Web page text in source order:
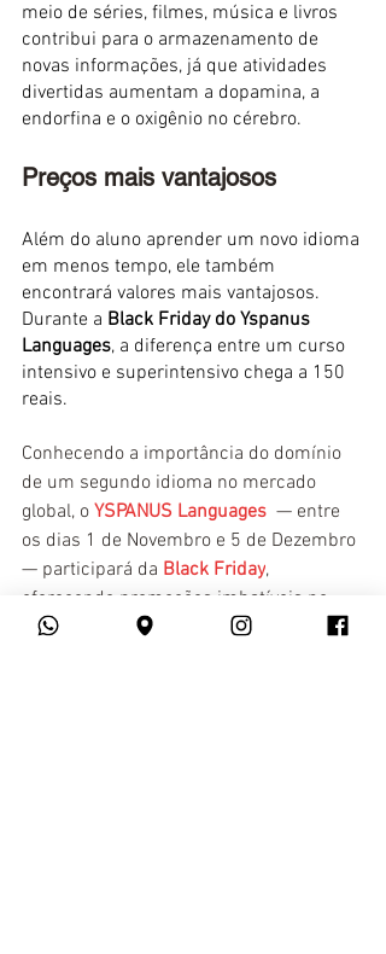
meio de séries, filmes, música e livros
contribui para o armazenamento de
novas informações, já que atividades
divertidas aumentam a dopamina, a
endorfina e o oxigênio no cérebro.
Preços mais vantajosos
Além do aluno aprender um novo idioma
em menos tempo, ele também
encontrará valores mais vantajosos.
Durante a Black Friday do Yspanus
Languages, a diferença entre um curso
intensivo e superintensivo chega a 150
reais.
Conhecendo a importância do domínio
de um segundo idioma no mercado
global, o YSPANUS Languages — entre
os dias 1 de Novembro e 5 de Dezembro
— participará da Black Friday,
oferecendo promoções imbatíveis no
mercado de idiomas!